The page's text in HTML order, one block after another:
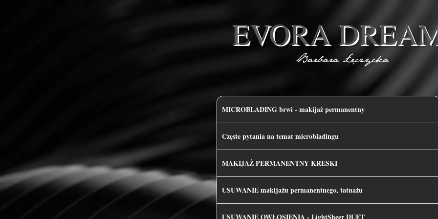
EVORA
MICROBLADING brwi - makijaż permanentny
Częste pytania na temat microbladingu
MAKIJAŻ PERMANENTNY KRESKI
USUWANIE makijażu permanentnego, tatuażu
USUWANIE OWŁOSIENIA - LightSheer DUET